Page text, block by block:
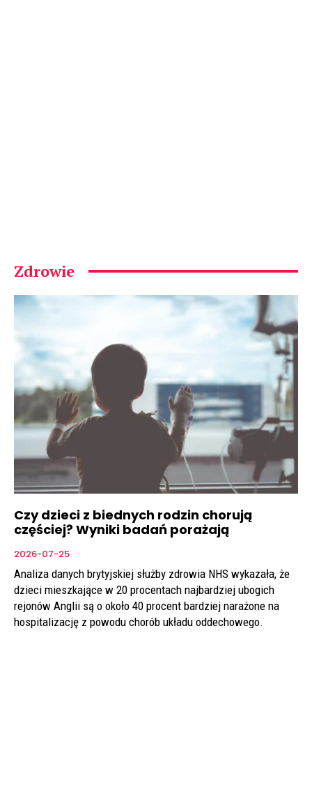
Zdrowie
Czy dzieci z biednych rodzin chorują
częściej? Wyniki badań porażają
2026-07-25
Analiza danych brytyjskiej służby zdrowia NHS wykazała, że
dzieci mieszkające w 20 procentach najbardziej ubogich
rejonów Anglii są o około 40 procent bardziej narażone na
hospitalizację z powodu chorób układu oddechowego.